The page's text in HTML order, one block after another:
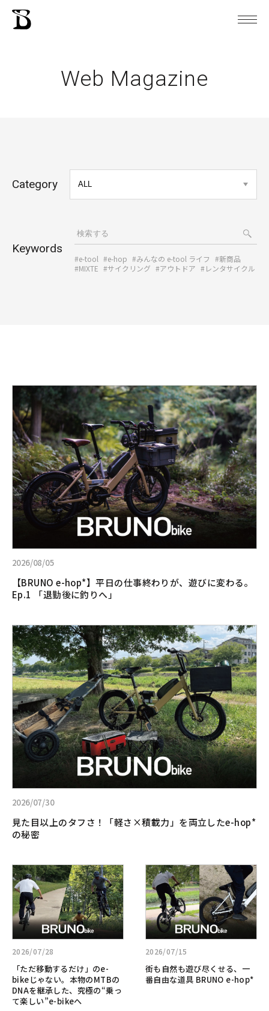
Web Magazine
Category
Keywords
#e-tool #e-hop #みんなの e-tool ライフ #新商品
#MIXTE #サイクリング #アウトドア #レンタサイクル
2026/08/05
【BRUNO e-hop*】平日の仕事終わりが、遊びに変わる。
Ep.1 「退勤後に釣りへ」
詳
し
く
見
る:
【BRUNO
e-
hop*】
平
日
の
事
終
わ
り
が、
び
に
変
わ
る。
Ep.1
「退
勤
後
に
へ」
2026/07/30
見た目以上のタフさ！「軽さ×積載力」を両立したe-hop*
の秘密
詳
し
く
見
る:
見
た
目
以
上
フ
さ！
「軽
さ
×
載
力」
を
両
立
た
e-
hop*
の
秘
2026/07/28
「ただ移動するだけ」のe-
bikeじゃない。本物のMTBの
DNAを継承した、究極の“乗っ
て楽しい”e-bikeへ
詳
し
く
見
る:
「た
だ
移
動
す
る
2026/07/15
街も自然も遊び尽くせる、一
番自由な道具 BRUNO e-hop*
詳
し
く
見
る:
街
も
自
然